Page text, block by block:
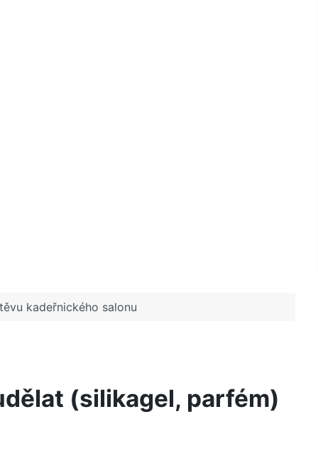
kadeřnického salonu
(silikagel, parfém)